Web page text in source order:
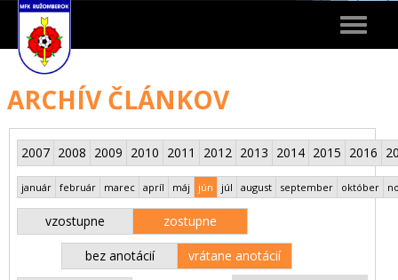
Toggle
ARCHÍV ČLÁNKOV
2007 2008 2009 2010 2011 2012 2013 2014 2015 2016
január február marec apríl máj jún júl august september október
vzostupne zostupne
bez anotácií vrátane anotácií